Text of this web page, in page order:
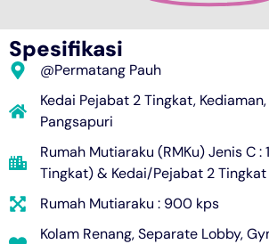
Spesifikasi
@Permatang Pauh
Kedai Pejabat 2 Tingkat, Kediaman,
Pangsapuri
Rumah Mutiaraku (RMKu) Jenis C :
Tingkat) & Kedai/Pejabat 2
Rumah Mutiaraku : 900 kps
Kolam Renang, Separate Lobby,